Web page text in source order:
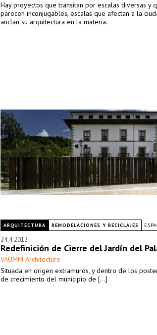
Hay proyectos que transitan por escalas diversas y
parecen inconjugables, escalas que afectan a la
anclan su arquitectura en la materia.
ARQUITECTURA REMODELACIONES Y RECICLAJES
24.4.2012
Redefinición de Cierre del Jardín del
VAUMM Architecture
Situada en origen extramuros, y dentro de los
de crecimiento del municipio de [...]